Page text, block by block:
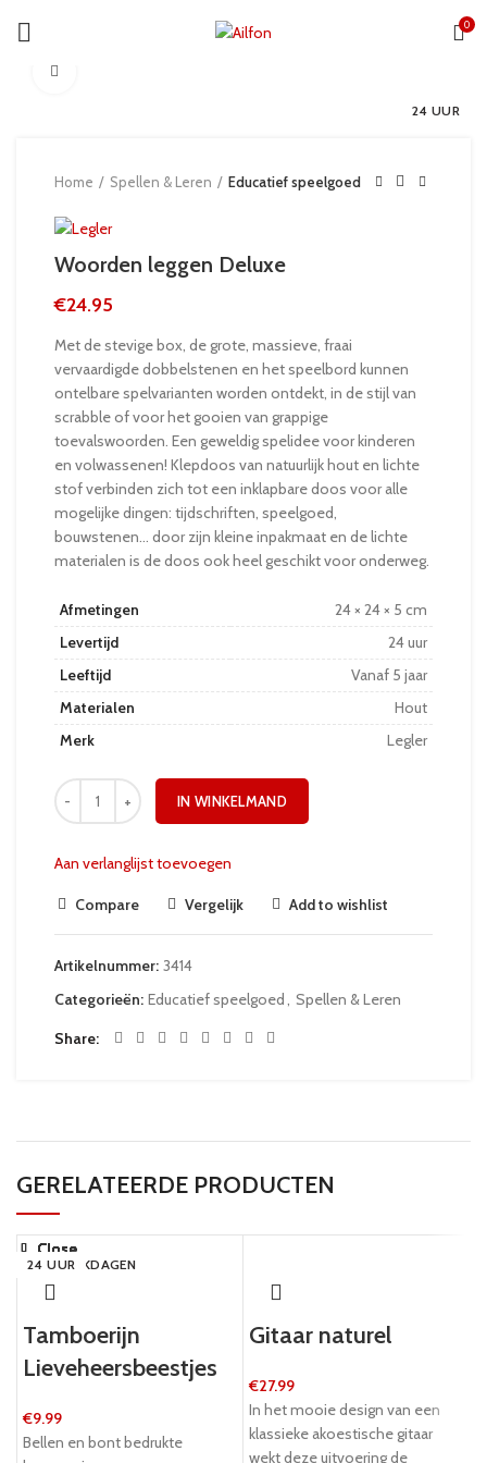
0
24 UUR
Home Spellen & Leren Educatief speelgoed
Woorden leggen Deluxe
€24.95
Met de stevige box, de grote, massieve, fraai
vervaardigde dobbelstenen en het speelbord kunnen
ontelbare spelvarianten worden ontdekt, in de stijl van
scrabble of voor het gooien van grappige
toevalswoorden. Een geweldig spelidee voor kinderen
en volwassenen! Klepdoos van natuurlijk hout en lichte
stof verbinden zich tot een inklapbare doos voor alle
mogelijke dingen: tijdschriften, speelgoed,
bouwstenen… door zijn kleine inpakmaat en de lichte
materialen is de doos ook heel geschikt voor onderweg.
Afmetingen
24 × 24 × 5 cm
Levertijd
24 uur
Leeftijd
Vanaf 5 jaar
Materialen
Hout
Merk
Legler
IN WINKELMAND
Aan verlanglijst toevoegen
Compare Vergelijk Add to wishlist
Artikelnummer: 3414
Categorieën: Educatief speelgoed
Spellen & Leren
Share
GERELATEERDE PRODUCTEN
24 UUR
Close
Tamboerijn
Lieveheersbeestjes
€9.99
Bellen en bont bedrukte
24 UUR
Close
Gitaar naturel
€27.99
In het mooie design van een
klassieke akoestische gitaar
wekt deze uitvoering de
24 UUR
Close
5-8 WERKDAGEN
Close
5-8 WERKDAGEN
Close
5-8 WERKDAGEN
Close
24 UUR
Close
24 UUR
Close